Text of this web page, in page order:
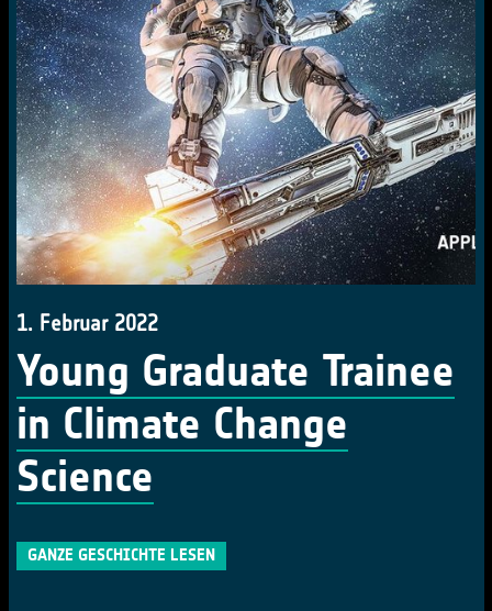
1. Februar 2022
Young Graduate Trainee
in Climate Change
Science
GANZE GESCHICHTE LESEN